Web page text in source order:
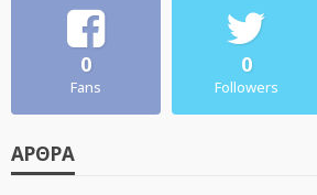
0
Fans
0
Followers
ΆΡΘΡΑ